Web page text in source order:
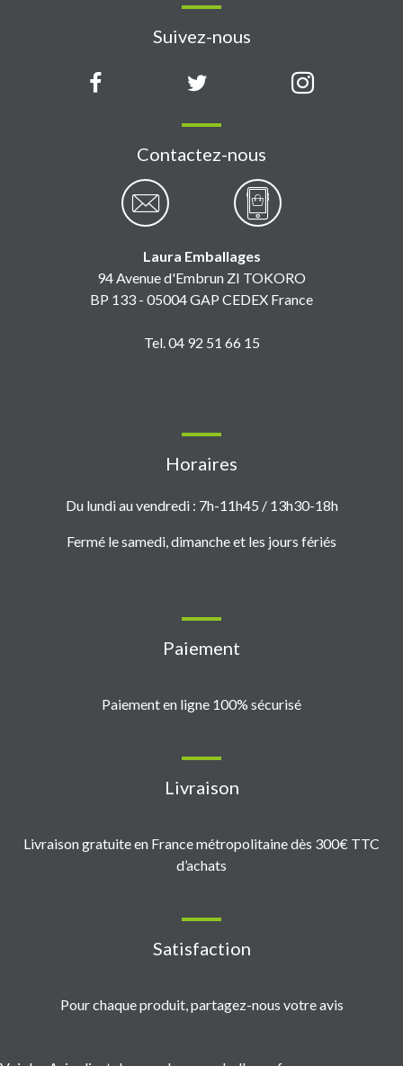
Suivez-nous
Contactez-nous
Laura Emballages
94 Avenue d'Embrun ZI TOKORO
BP 133 - 05004 GAP CEDEX France
Tel. 04 92 51 66 15
Horaires
Du lundi au vendredi : 7h-11h45 / 13h30-18h
Fermé le samedi, dimanche et les jours fériés
Paiement
Paiement en ligne 100% sécurisé
Livraison
Livraison gratuite en France métropolitaine dès 300€ TTC
d’achats
Satisfaction
Pour chaque produit, partagez-nous votre avis